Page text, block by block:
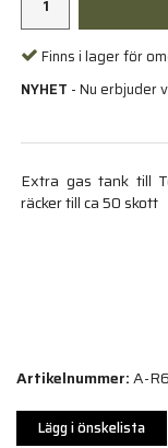
Finns i lager för
NYHET - Nu erbjuder
Extra gas tank till
räcker till ca 50 skott
Artikelnummer:A-
Lägg i önskelista